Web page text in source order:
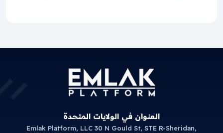
العنوان في الولايات المتحدة
Emlak Platform, LLC 30 N Gould St, STE R-Sheridan,